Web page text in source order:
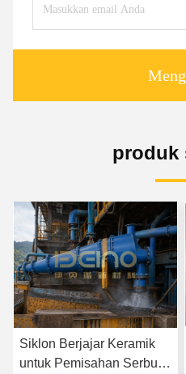
produk
Siklon Berjajar Keramik
untuk Pemisahan Serbuk